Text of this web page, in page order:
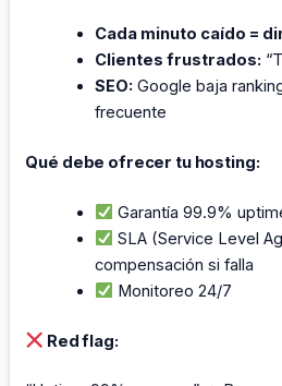
Cada minuto caído =
Clientes frustrados:
SEO: Google baja
frecuente
Qué debe ofrecer tu hosting:
Garantía 99.9%
SLA (Service Level
compensación si falla
Monitoreo 24/7
Red flag: